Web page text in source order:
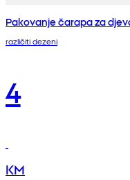
Pakovanje čarapa za
različiti dezeni
4
KM